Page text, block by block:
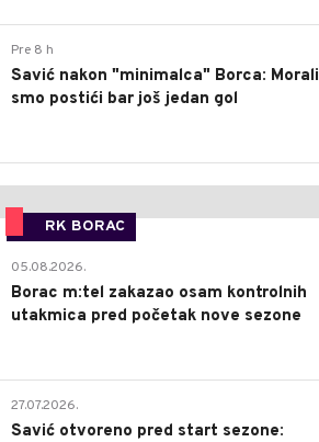
Pre 8 h
Savić nakon "minimalca" Borca: Morali
smo postići bar još jedan gol
RK BORAC
05.08.2026.
Borac m:tel zakazao osam kontrolnih
utakmica pred početak nove sezone
27.07.2026.
Savić otvoreno pred start sezone: